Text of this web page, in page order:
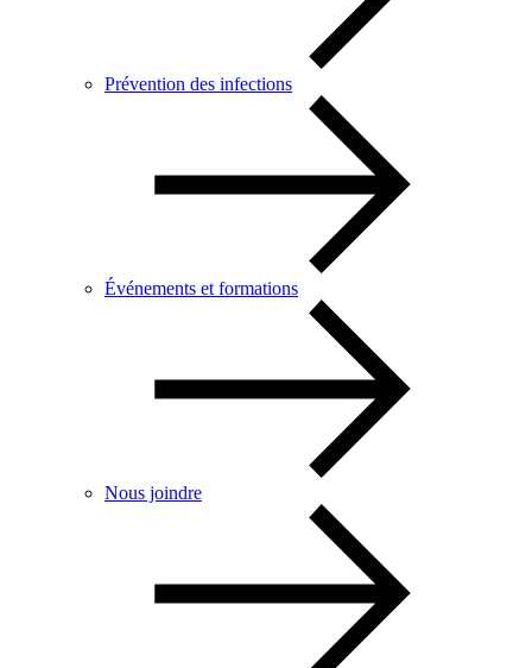
Prévention des infections
Événements et formations
Nous joindre